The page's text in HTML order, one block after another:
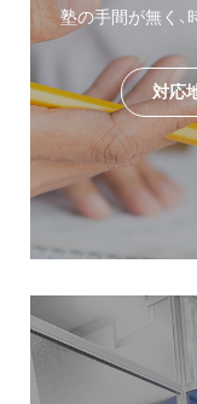
塾の手間が無く、
対応